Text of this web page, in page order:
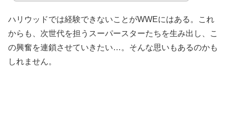
ハリウッドでは経験できないことがWWEにはある。これ
からも、次世代を担うスーパースターたちを生み出し、こ
の興奮を連鎖させていきたい…。そんな思いもあるのかも
しれません。